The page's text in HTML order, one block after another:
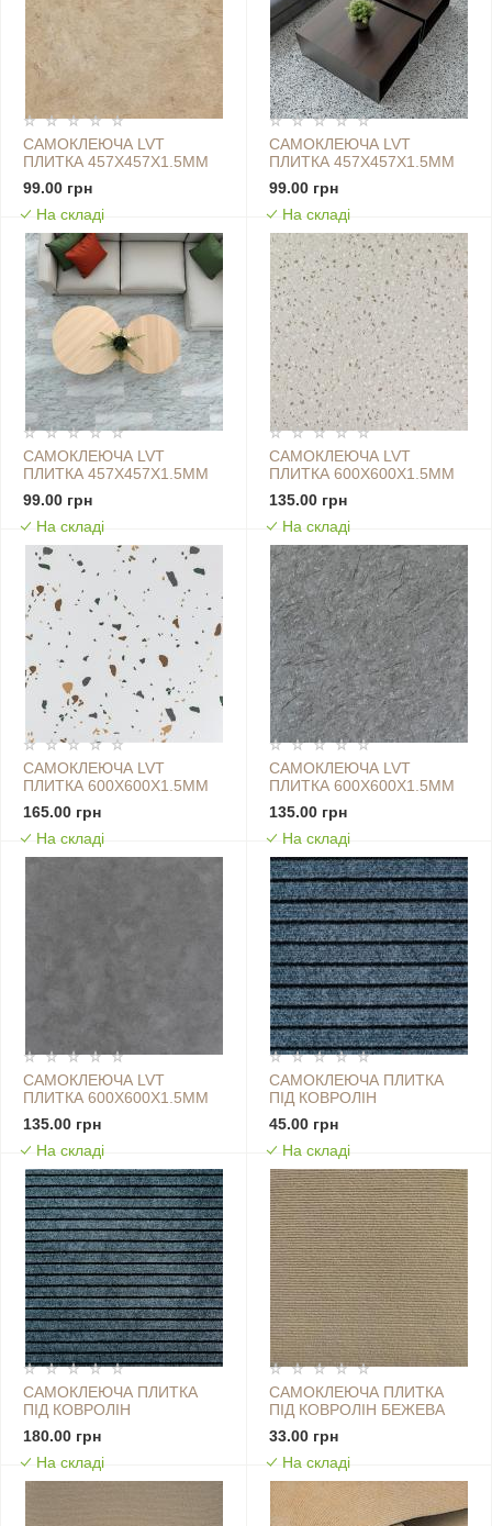
САМОКЛЕЮЧА LVT
ПЛИТКА 457Х457Х1.5ММ
(D) SW-00002463
99.00 грн
На складі
САМОКЛЕЮЧА LVT
ПЛИТКА 457Х457Х1.5ММ
(D) SW-00002464
99.00 грн
На складі
САМОКЛЕЮЧА LVT
ПЛИТКА 457Х457Х1.5ММ
(D) SW-00002465
99.00 грн
На складі
САМОКЛЕЮЧА LVT
ПЛИТКА 600Х600Х1.5ММ
(D) SW-00001587
135.00 грн
На складі
САМОКЛЕЮЧА LVT
ПЛИТКА 600Х600Х1.5ММ
(D) SW-00001592
165.00 грн
На складі
САМОКЛЕЮЧА LVT
ПЛИТКА 600Х600Х1.5ММ
(D) SW-00001594
135.00 грн
На складі
САМОКЛЕЮЧА LVT
ПЛИТКА 600Х600Х1.5ММ
(D) SW-00001595
135.00 грн
На складі
САМОКЛЕЮЧА ПЛИТКА
ПІД КОВРОЛІН
300Х300Х4,5ММ SW-
00002484
45.00 грн
На складі
САМОКЛЕЮЧА ПЛИТКА
ПІД КОВРОЛІН
600Х600Х4,5ММ SW-
00002485
180.00 грн
На складі
САМОКЛЕЮЧА ПЛИТКА
ПІД КОВРОЛІН БЕЖЕВА
300Х300Х4,5ММ SW-
00001421
33.00 грн
На складі